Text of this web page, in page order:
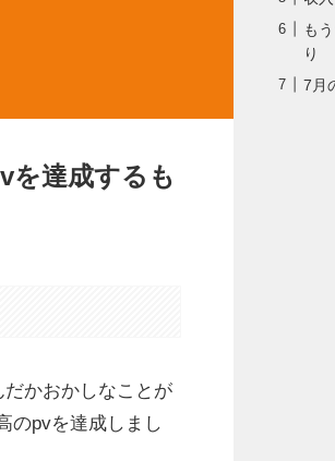
を達成するも
かおかしなことが
のpvを達成しまし
も
り
7月